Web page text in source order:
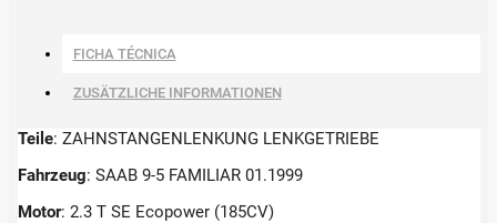
FICHA TÉCNICA
ZUSÄTZLICHE INFORMATIONEN
Teile: ZAHNSTANGENLENKUNG LENKGETRIEBE
Fahrzeug: SAAB 9-5 FAMILIAR 01.1999
Motor: 2.3 T SE Ecopower (185CV)